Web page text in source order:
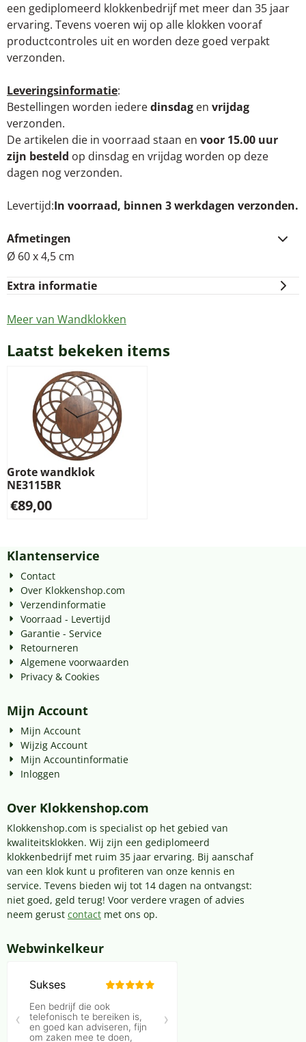
een gediplomeerd klokkenbedrijf met meer dan 35 jaar
ervaring. Tevens voeren wij op alle klokken vooraf
productcontroles uit en worden deze goed verpakt
verzonden.
Leveringsinformatie:
Bestellingen worden iederedinsdag en vrijdag
verzonden.
De artikelen die in voorraad staan en voor 15.00 uur
zijn besteld op dinsdag en vrijdag worden op deze
dagen nog verzonden.
Levertijd In voorraad, binnen 3 werkdagen verzonden.
Afmetingen
Ø 60 x 4,5 cm
Extra informatie
Meer van Wandklokken
Laatst bekeken items
Grote wandklok
NE3115BR
€89,00
Klantenservice
Contact
Over Klokkenshop.com
Verzendinformatie
Voorraad - Levertijd
Garantie - Service
Retourneren
Algemene voorwaarden
Privacy & Cookies
Mijn Account
Mijn Account
Wijzig Account
Mijn Accountinformatie
Inloggen
Over Klokkenshop.com
Klokkenshop.com is specialist op het gebied van
kwaliteitsklokken. Wij zijn een gediplomeerd
klokkenbedrijf met ruim 35 jaar ervaring. Bij aanschaf
van een klok kunt u profiteren van onze kennis en
service. Tevens bieden wij tot 14 dagen na ontvangst:
niet goed, geld terug! Voor verdere vragen of advies
neem gerust contact met ons op.
Webwinkelkeur